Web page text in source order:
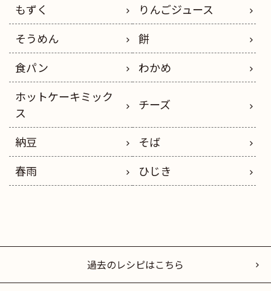
もずく
りんごジュース
そうめん
餅
食パン
わかめ
ホットケーキミック
ス
チーズ
納豆
そば
春雨
ひじき
過去のレシピはこちら